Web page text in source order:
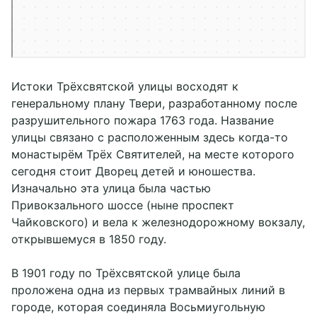
Истоки Трёхсвятской улицы восходят к
генеральному плану Твери, разработанному после
разрушительного пожара 1763 года. Название
улицы связано с расположенным здесь когда-то
монастырём Трёх Святителей, на месте которого
сегодня стоит Дворец детей и юношества.
Изначально эта улица была частью
Привокзального шоссе (ныне проспект
Чайковского) и вела к железнодорожному вокзалу,
открывшемуся в 1850 году.
В 1901 году по Трёхсвятской улице была
проложена одна из первых трамвайных линий в
городе, которая соединяла Восьмиугольную
Подробнее